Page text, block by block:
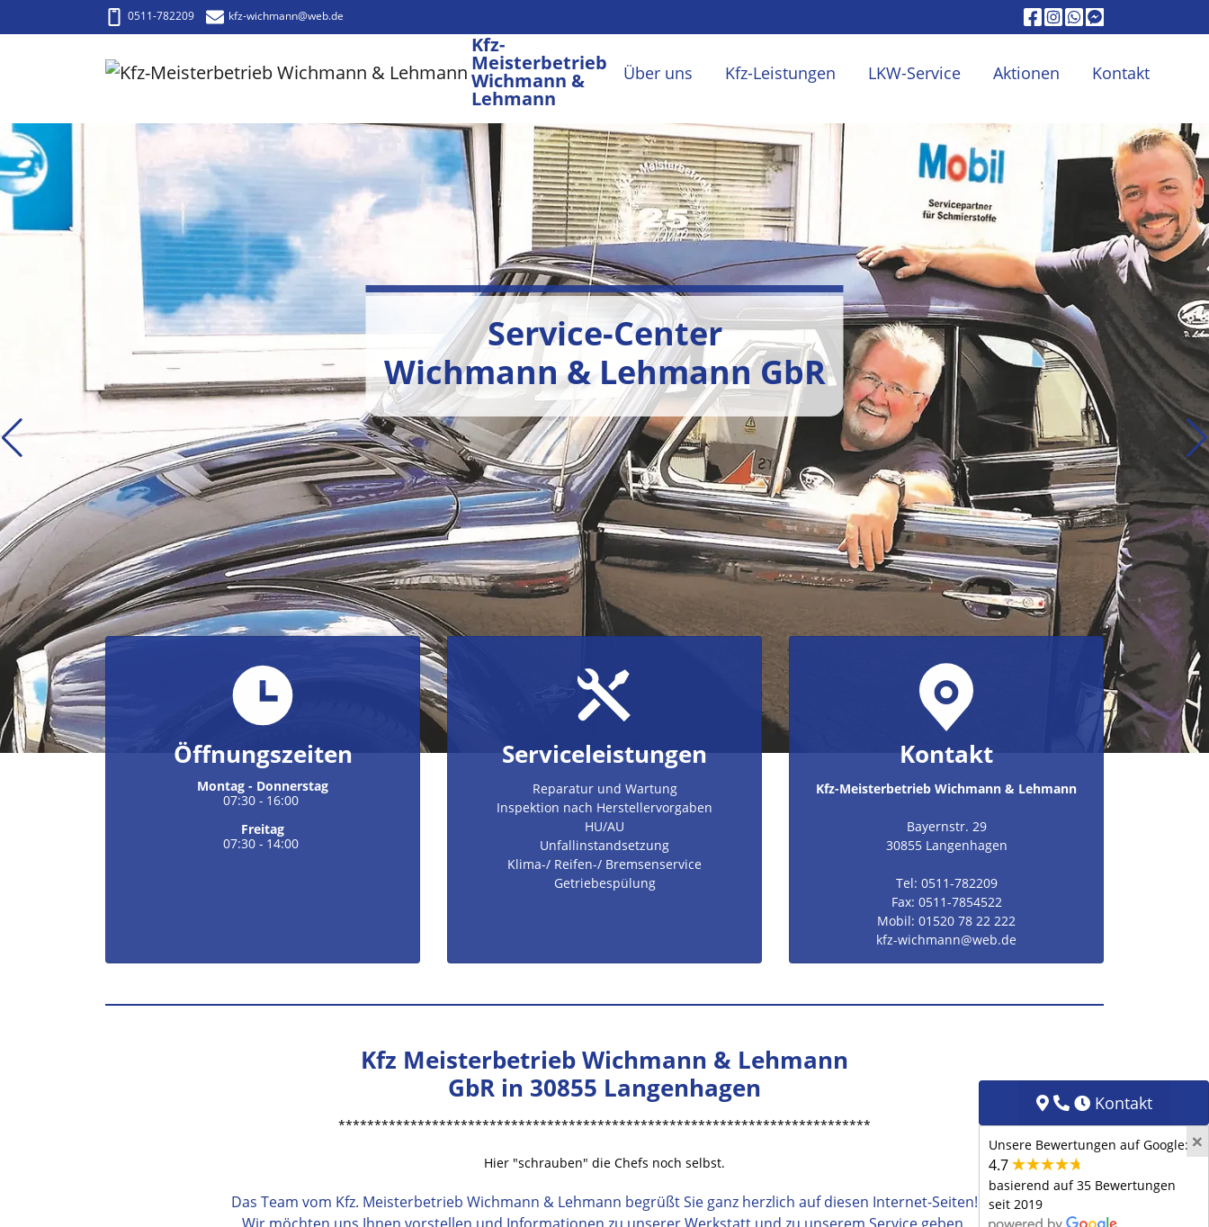
0511-782209 kfz-wichmann@web.de
Kfz-
Meisterbetrieb
Wichmann &
Lehmann
Über uns Kfz-Leistungen LKW-Service Aktionen Kontakt
Öffnungszeiten
Montag - Donnerstag
07:30 - 16:00
Freitag
07:30 - 14:00
Serviceleistungen
Reparatur und Wartung
Inspektion nach Herstellervorgaben
HU/AU
Unfallinstandsetzung
Klima-/ Reifen-/ Bremsenservice
Getriebespülung
Kontakt
Kfz-Meisterbetrieb Wichmann & Lehmann
Bayernstr. 29
30855 Langenhagen
Tel: 0511-782209
Fax: 0511-7854522
Mobil: 01520 78 22 222
kfz-wichmann@web.de
Kfz Meisterbetrieb Wichmann & Lehmann
GbR in 30855 Langenhagen
**************************************************************************
Hier "schrauben" die Chefs noch selbst.
Das Team vom Kfz. Meisterbetrieb Wichmann & Lehmann begrüßt Sie ganz herzlich auf diesen Internet-Seiten!
Kontakt
×
Unsere Bewertungen auf Google:
4.7
basierend auf 35 Bewertungen
seit 2019
Service-Center
Wichmann & Lehmann GbR